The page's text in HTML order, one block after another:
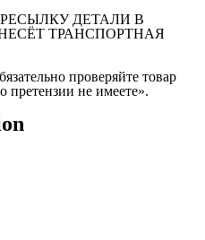
ДЕТАЛИ В
ТРАНСПОРТНАЯ
проверяйте товар
претензии не имеете».